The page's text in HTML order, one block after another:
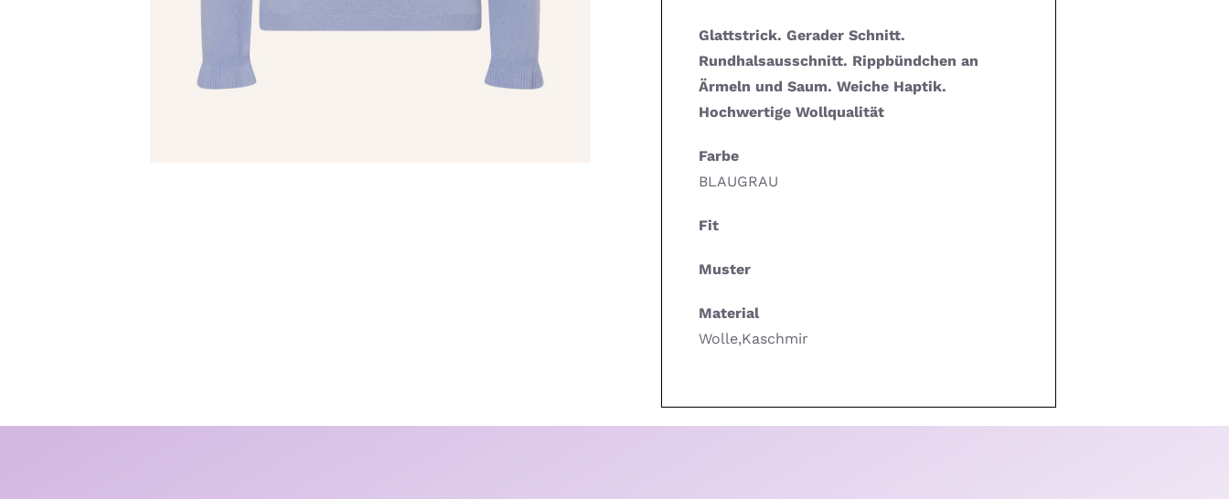
Glattstrick. Gerader Schnitt.
Rundhalsausschnitt. Rippbündchen an
Ärmeln und Saum. Weiche Haptik.
Hochwertige Wollqualität
Farbe
BLAUGRAU
Fit
Muster
Material
Wolle,Kaschmir